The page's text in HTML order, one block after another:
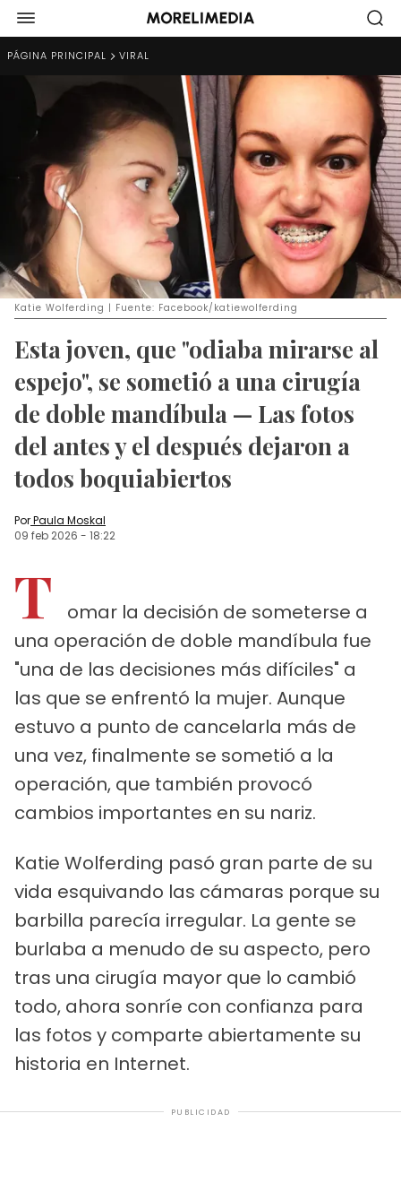
PÁGINA PRINCIPAL VIRAL
Katie Wolferding | Fuente: Facebook/katiewolferding
Esta joven, que "odiaba mirarse al
espejo", se sometió a una cirugía
de doble mandíbula — Las fotos
del antes y el después dejaron a
todos boquiabiertos
PorPaula Moskal
09 feb 2026 - 18:22
T
omar la decisión de someterse a
una operación de doble mandíbula fue
"una de las decisiones más difíciles" a
las que se enfrentó la mujer. Aunque
estuvo a punto de cancelarla más de
una vez, finalmente se sometió a la
operación, que también provocó
cambios importantes en su nariz.
Katie Wolferding pasó gran parte de su
vida esquivando las cámaras porque su
barbilla parecía irregular. La gente se
burlaba a menudo de su aspecto, pero
tras una cirugía mayor que lo cambió
todo, ahora sonríe con confianza para
las fotos y comparte abiertamente su
historia en Internet.
PUBLICIDAD